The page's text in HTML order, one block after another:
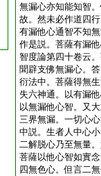
無漏心亦知能知智
故。然未必作道四
有漏他心通智不知
作是説。菩薩有漏
智度論第四十卷云
聞辟支佛無漏心。
衍法中。菩薩得無
失六神通。以有漏
以無漏他心智。又
三界無漏。一切心
中説。生者人中心
二解脱心乃至無量
菩薩以他心智如實
四無色心。但言二